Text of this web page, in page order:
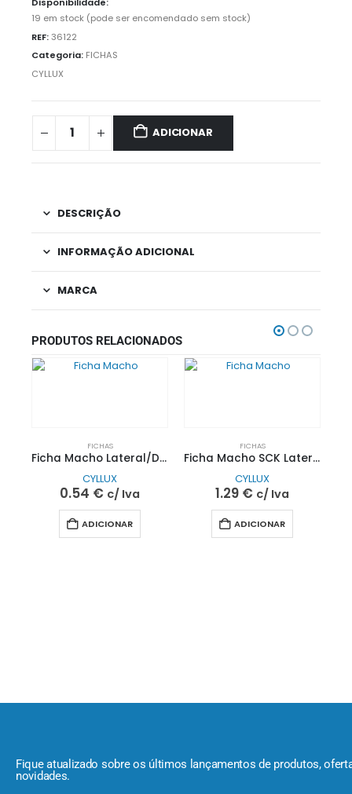
19 em stock (pode ser encomendado sem stock)
REF:36122
Categoria: FICHAS
CYLLUX
ADICIONAR
DESCRIÇÃO
INFORMAÇÃO ADICIONAL
MARCA
PRODUTOS RELACIONADOS
FICHAS
Ficha Macho Lateral/Direita 6A 250V Branca| CYLLUX
CYLLUX
0.54 € c/ Iva
ADICIONAR
FICHAS
Ficha Macho SCK Lateral CAnel 16A 250V Preta | CYLLUX
CYLLUX
1.29 € c/ Iva
ADICIONAR
Fique atualizado sobre os últimos lançamentos de produtos,
novidades.